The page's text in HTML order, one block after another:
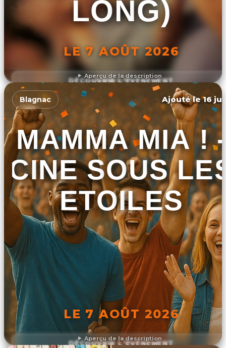
Aperçu de la description
LONG)
LE 7 AOÛT 2026
DÉCOUVRIR L'ÉVÉNEMENT
Aperçu de la description
Blagnac Ajouté le 16
MAMMA MIA ! -
CINE SOUS
ETOILES
LE 7 AOÛT 2026
DÉCOUVRIR L'ÉVÉNEMENT